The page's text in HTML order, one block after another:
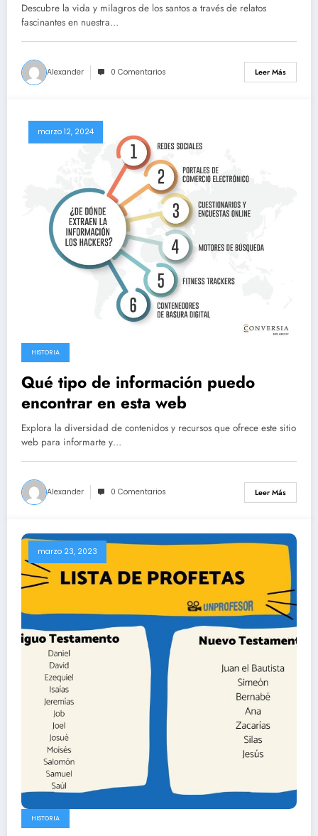
Descubre la vida y milagros de los santos a través de relatos
fascinantes en nuestra…
Alexander 0 Comentarios Leer Más
marzo 12, 2024
HISTORIA
Qué tipo de información puedo
encontrar en esta web
Explora la diversidad de contenidos y recursos que ofrece este sitio
web para informarte y…
Alexander 0 Comentarios Leer Más
marzo 23, 2023
HISTORIA